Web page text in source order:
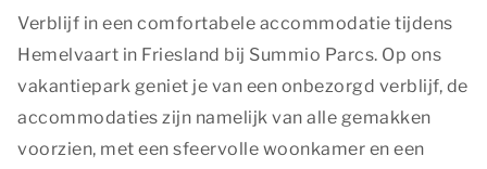
Verblijf in een comfortabele accommodatie tijdens
Hemelvaart in Friesland bij Summio Parcs. Op ons
vakantiepark geniet je van een onbezorgd verblijf, de
accommodaties zijn namelijk van alle gemakken
voorzien, met een sfeervolle woonkamer en een